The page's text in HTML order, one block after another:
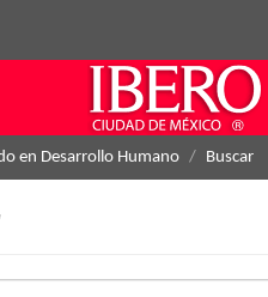
en Desarrollo Humano Buscar